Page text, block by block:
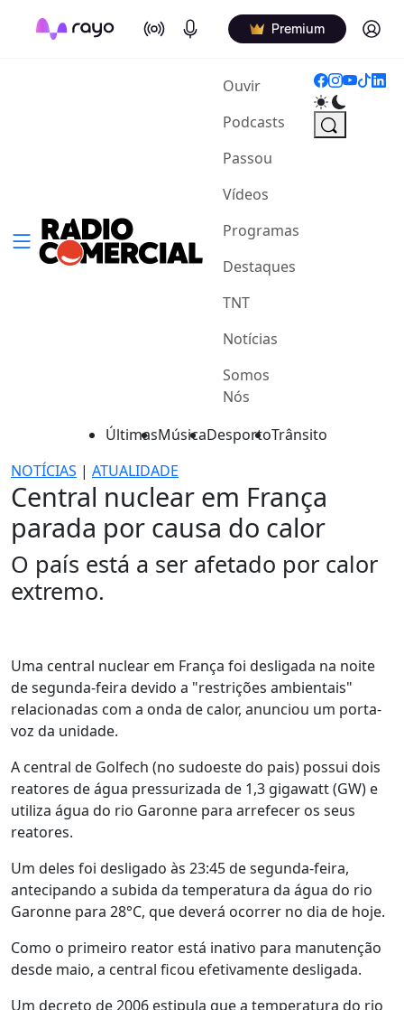
On Air Podcasts Premium Log in
Ouvir(current)
Podcasts
Passou
Vídeos
Programas
Destaques
TNT
Notícias
Somos
Nós
ÚltimasMúsicaDesportoTrânsito
NOTÍCIAS | ATUALIDADE
Central nuclear em França
parada por causa do calor
O país está a ser afetado por calor
extremo.
Uma central nuclear em França foi desligada na noite
de segunda-feira devido a "restrições ambientais"
relacionadas com a onda de calor, anunciou um porta-
voz da unidade.
A central de Golfech (no sudoeste do pais) possui dois
reatores de água pressurizada de 1,3 gigawatt (GW) e
utiliza água do rio Garonne para arrefecer os seus
reatores.
Um deles foi desligado às 23:45 de segunda-feira,
antecipando a subida da temperatura da água do rio
Garonne para 28°C, que deverá ocorrer no dia de hoje.
Como o primeiro reator está inativo para manutenção
desde maio, a central ficou efetivamente desligada.
Um decreto de 2006 estipula que a temperatura do rio